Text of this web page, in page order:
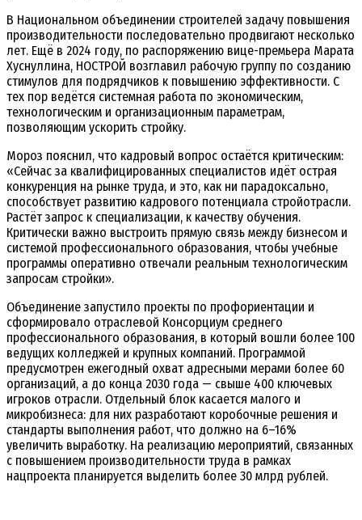
В Национальном объединении строителей задачу повышения
производительности последовательно продвигают несколько
лет. Ещё в 2024 году, по распоряжению вице-премьера Марата
Хуснуллина, НОСТРОЙ возглавил рабочую группу по созданию
стимулов для подрядчиков к повышению эффективности. С
тех пор ведётся системная работа по экономическим,
технологическим и организационным параметрам,
позволяющим ускорить стройку.
Мороз пояснил, что кадровый вопрос остаётся критическим:
«Сейчас за квалифицированных специалистов идёт острая
конкуренция на рынке труда, и это, как ни парадоксально,
способствует развитию кадрового потенциала стройотрасли.
Растёт запрос к специализации, к качеству обучения.
Критически важно выстроить прямую связь между бизнесом и
системой профессионального образования, чтобы учебные
программы оперативно отвечали реальным технологическим
запросам стройки».
Объединение запустило проекты по профориентации и
сформировало отраслевой Консорциум среднего
профессионального образования, в который вошли более 100
ведущих колледжей и крупных компаний. Программой
предусмотрен ежегодный охват адресными мерами более 60
организаций, а до конца 2030 года — свыше 400 ключевых
игроков отрасли. Отдельный блок касается малого и
микробизнеса: для них разработают коробочные решения и
стандарты выполнения работ, что должно на 6–16%
увеличить выработку. На реализацию мероприятий, связанных
с повышением производительности труда в рамках
нацпроекта планируется выделить более 30 млрд рублей.